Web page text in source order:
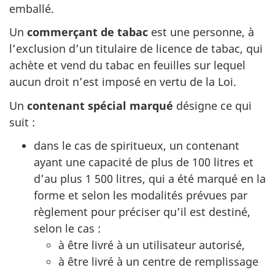
emballé.
Un commerçant de tabac est une personne, à
l’exclusion d’un titulaire de licence de tabac, qui
achète et vend du tabac en feuilles sur lequel
aucun droit n’est imposé en vertu de la Loi.
Un contenant spécial marqué désigne ce qui
suit :
dans le cas de spiritueux, un contenant
ayant une capacité de plus de 100 litres et
d’au plus 1 500 litres, qui a été marqué en la
forme et selon les modalités prévues par
règlement pour préciser qu’il est destiné,
selon le cas :
à être livré à un utilisateur autorisé,
à être livré à un centre de remplissage